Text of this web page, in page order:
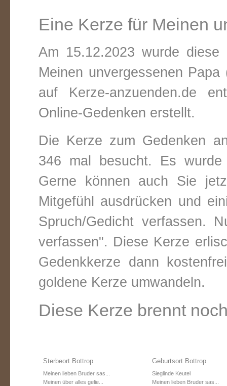
Eine Kerze für Meinen
Am 15.12.2023 wurde
Meinen unvergessenen
auf Kerze-anzuenden.de
Online-Gedenken erstellt.
Die Kerze zum Gedenken
346 mal besucht. Es
Gerne können auch Sie
Mitgefühl ausdrücken und
Spruch/Gedicht verfassen.
verfassen". Diese Kerze
Gedenkkerze dann
goldene Kerze umwandeln.
Diese Kerze brennt
Sterbeort Bottrop
Meinen lieben Bruder sas...
Meinen über alles gelie...
Geburtsort Bottrop
Sieglinde Keutel
Meinen lieben Bruder sas...